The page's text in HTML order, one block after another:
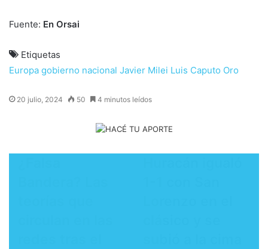
Fuente: En Orsai
Etiquetas
Europa gobierno nacional Javier Milei Luis Caputo Oro
20 julio, 2024 50 4 minutos leídos